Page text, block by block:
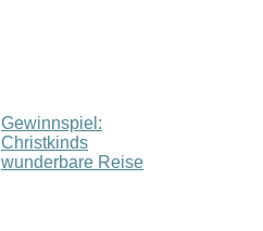
Gewinnspiel:
Christkinds
wunderbare Reise